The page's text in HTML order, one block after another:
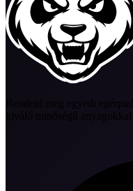
Rendeld meg egyedi
kiváló minőségű anyagokkal!